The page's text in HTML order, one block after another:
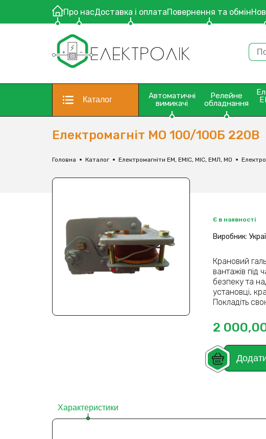
Про насДоставка і оплатаПовернення та обмін
Каталог
Автоматичні
вимикачі
Релейне
обладнання
Електромагніт МО 100/100Б 220В
Головна Каталог Електромагніти ЕМ, ЕМІС, МІС, ЕМЛ, МО
Є в наявності
Виробник:
Крановий
вантажів під
безпеку та
установці,
Покладіть
2
Характеристики